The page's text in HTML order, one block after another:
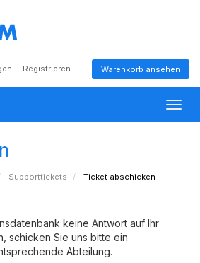
Registrieren Warenkorb ansehen
Supporttickets Ticket abschicken
keine Antwort auf Ihr
schicken Sie uns bitte ein
Abteilung.